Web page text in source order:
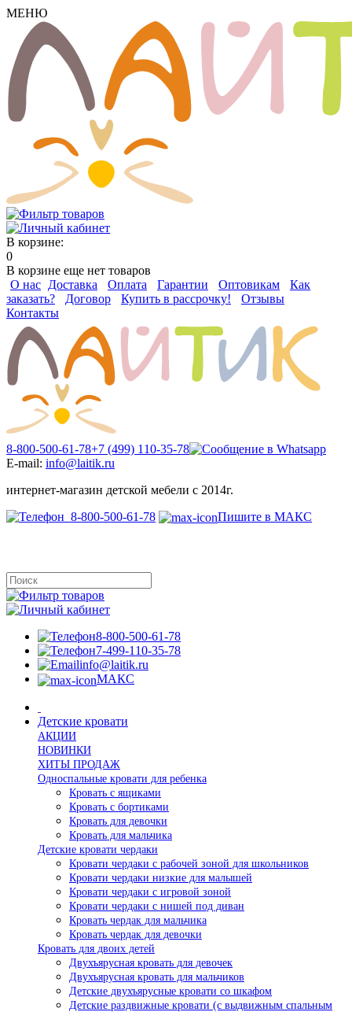
МЕНЮ
В корзине:
0
В корзине еще нет товаров
О нас Доставка Оплата Гарантии Оптовикам
Как
заказать?
Договор Купить в рассрочку!
Отзывы
Контакты
8-800-500-61-78+7 (499) 110-35-78
E-mail: info@laitik.ru
интернет-магазин детской мебели с 2014г.
8-800-500-61-78
Пишите в МАКС
8-800-500-61-78
7-499-110-35-78
info@laitik.ru
МАКС
Детские кровати
АКЦИИ
НОВИНКИ
ХИТЫ ПРОДАЖ
Односпальные кровати для ребенка
Кровать с ящиками
Кровать с бортиками
Кровать для девочки
Кровать для мальчика
Детские кровати чердаки
Кровати чердаки с рабочей зоной для школьников
Кровати чердаки низкие для малышей
Кровати чердаки с игровой зоной
Кровати чердаки с нишей под диван
Кровать чердак для мальчика
Кровать чердак для девочки
Кровать для двоих детей
Двухъярусная кровать для девочек
Двухъярусная кровать для мальчиков
Детские двухъярусные кровати со шкафом
Детские раздвижные кровати (с выдвижным спальным